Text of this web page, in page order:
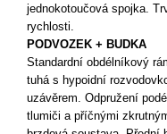
jednokotoučová spojka.
rychlosti.
PODVOZEK + BUDKA
Standardní obdélníkový
tuhá s hypoidní
uzávěrem. Odpružení
tlumiči a příčnými